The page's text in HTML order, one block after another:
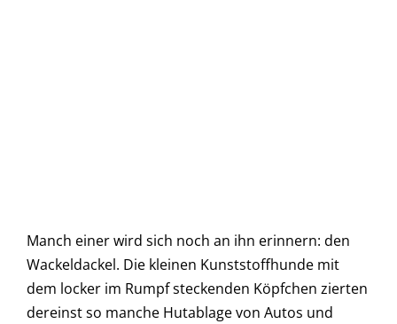
Manch einer wird sich noch an ihn erinnern: den
Wackeldackel. Die kleinen Kunststoffhunde mit
dem locker im Rumpf steckenden Köpfchen zierten
dereinst so manche Hutablage von Autos und